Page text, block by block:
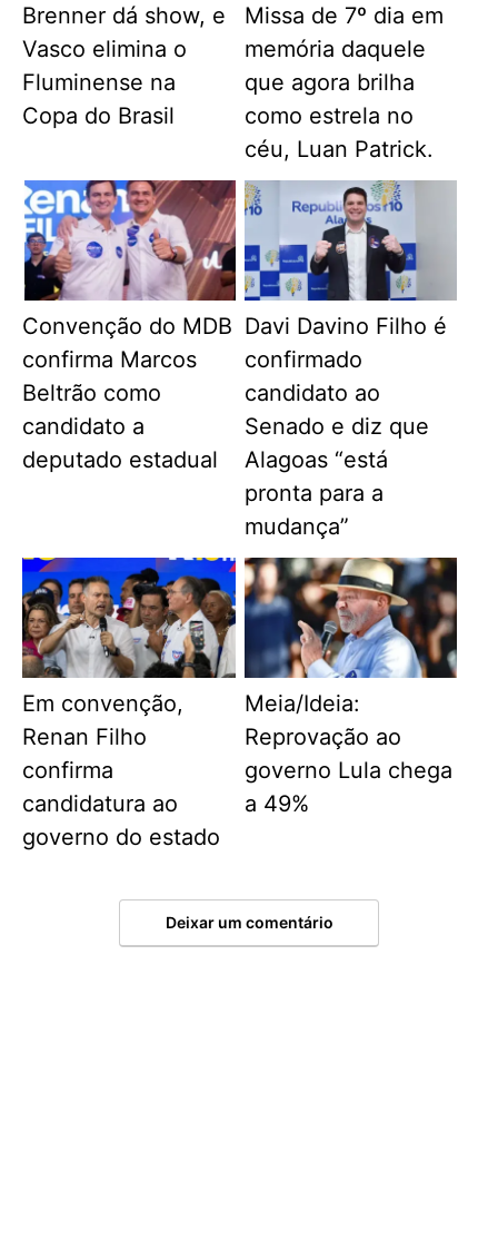
Brenner dá show, e
Vasco elimina o
Fluminense na
Copa do Brasil
Missa de 7º dia em
memória daquele
que agora brilha
como estrela no
céu, Luan Patrick.
Convenção do MDB
confirma Marcos
Beltrão como
candidato a
deputado estadual
Davi Davino Filho é
confirmado
candidato ao
Senado e diz que
Alagoas “está
pronta para a
mudança”
Em convenção,
Renan Filho
confirma
candidatura ao
governo do estado
Meia/Ideia:
Reprovação ao
governo Lula chega
a 49%
Deixar um comentário